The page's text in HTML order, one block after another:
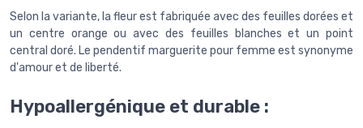
Selon la variante, la fleur est fabriquée avec des feuilles dorées et
un centre orange ou avec des feuilles blanches et un point
central doré. Le pendentif marguerite pour femme est synonyme
d'amour et de liberté.
Hypoallergénique et durable :